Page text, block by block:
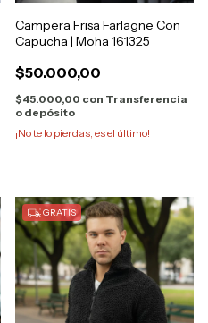
Campera Frisa Farlagne Con
Capucha | Moha 161325
$50.000,00
$45.000,00 con Transferencia
o depósito
¡No te lo pierdas, es el último!
GRATIS